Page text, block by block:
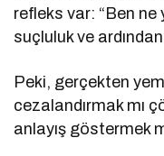
refleks var: “Ben ne
suçluluk ve
Peki, gerçekten
cezalandırmak mı
anlayış göstermek